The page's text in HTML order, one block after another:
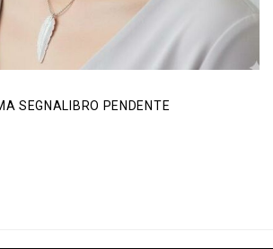
SEGNALIBRO PENDENTE